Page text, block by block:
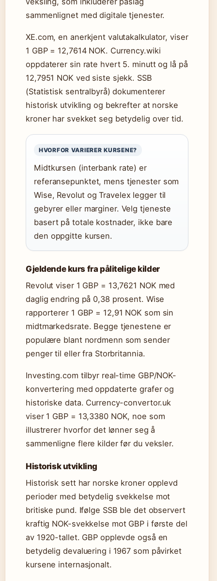
sammenlignet med digitale tjenester.
XE.com, en anerkjent valutakalkulator, viser
1 GBP = 12,7614 NOK. Currency.wiki
oppdaterer sin rate hvert 5. minutt og lå på
12,7951 NOK ved siste sjekk. SSB
(Statistisk sentralbyrå) dokumenterer
historisk utvikling og bekrefter at norske
kroner har svekket seg betydelig over tid.
HVORFOR VARIERER KURSENE?
Midtkursen (interbank rate) er
referansepunktet, mens tjenester som
Wise, Revolut og Travelex legger til
gebyrer eller marginer. Velg tjeneste
basert på totale kostnader, ikke bare
den oppgitte kursen.
Gjeldende kurs fra pålitelige kilder
Revolut viser 1 GBP = 13,7621 NOK med
daglig endring på 0,38 prosent. Wise
rapporterer 1 GBP = 12,91 NOK som sin
midtmarkedsrate. Begge tjenestene er
populære blant nordmenn som sender
penger til eller fra Storbritannia.
Investing.com tilbyr real-time GBP/NOK-
konvertering med oppdaterte grafer og
historiske data. Currency-convertor.uk
viser 1 GBP = 13,3380 NOK, noe som
illustrerer hvorfor det lønner seg å
sammenligne flere kilder før du veksler.
Historisk utvikling
Historisk sett har norske kroner opplevd
perioder med betydelig svekkelse mot
britiske pund. Ifølge SSB ble det observert
kraftig NOK-svekkelse mot GBP i første del
av 1920-tallet. GBP opplevde også en
betydelig devaluering i 1967 som påvirket
kursene internasjonalt.